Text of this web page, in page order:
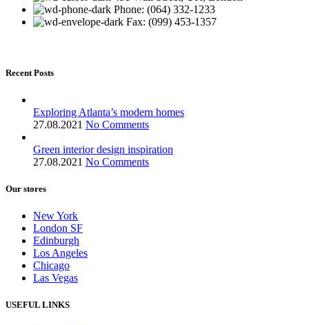
Phone: (064) 332-1233
Fax: (099) 453-1357
Recent Posts
Exploring Atlanta’s modern homes
27.08.2021 No Comments
Green interior design inspiration
27.08.2021 No Comments
Our stores
New York
London SF
Edinburgh
Los Angeles
Chicago
Las Vegas
USEFUL LINKS